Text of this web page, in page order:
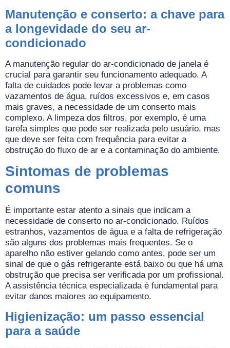
Manutenção e conserto: a chave para
a longevidade do seu ar-
condicionado
A manutenção regular do ar-condicionado de janela é
crucial para garantir seu funcionamento adequado. A
falta de cuidados pode levar a problemas como
vazamentos de água, ruídos excessivos e, em casos
mais graves, a necessidade de um conserto mais
complexo. A limpeza dos filtros, por exemplo, é uma
tarefa simples que pode ser realizada pelo usuário, mas
que deve ser feita com frequência para evitar a
obstrução do fluxo de ar e a contaminação do ambiente.
Sintomas de problemas
comuns
É importante estar atento a sinais que indicam a
necessidade de conserto no ar-condicionado. Ruídos
estranhos, vazamentos de água e a falta de refrigeração
são alguns dos problemas mais frequentes. Se o
aparelho não estiver gelando como antes, pode ser um
sinal de que o gás refrigerante está baixo ou que há uma
obstrução que precisa ser verificada por um profissional.
A assistência técnica especializada é fundamental para
evitar danos maiores ao equipamento.
Higienização: um passo essencial
para a saúde